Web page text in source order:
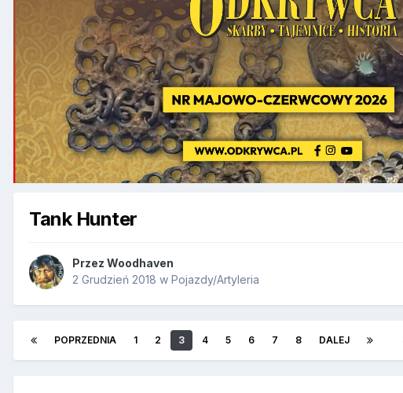
Tank Hunter
Przez Woodhaven
2 Grudzień 2018 w Pojazdy/Artyleria
POPRZEDNIA 1 2 3 4 5 6 7 8 DALEJ